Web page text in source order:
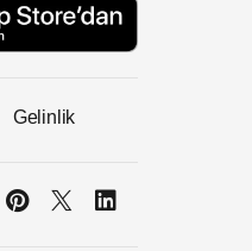
Gelinlik